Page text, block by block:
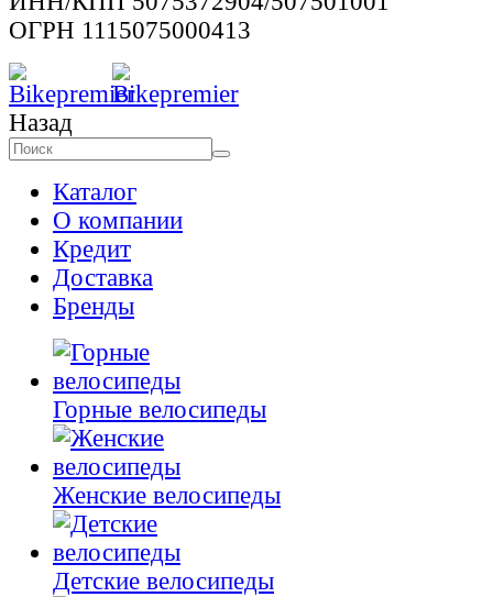
ОГРН 1115075000413
Назад
Каталог
О компании
Кредит
Доставка
Бренды
Горные велосипеды
Женские велосипеды
Детские велосипеды